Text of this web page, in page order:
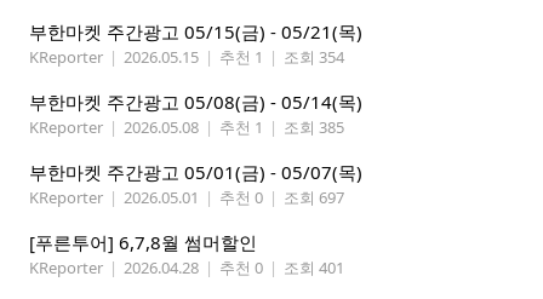
부한마켓 주간광고 05/15(금) - 05/21(목)
KReporter | 2026.05.15 | 추천 1 | 조회 354
부한마켓 주간광고 05/08(금) - 05/14(목)
KReporter | 2026.05.08 | 추천 1 | 조회 385
부한마켓 주간광고 05/01(금) - 05/07(목)
KReporter | 2026.05.01 | 추천 0 | 조회 697
[푸른투어] 6,7,8월 썸머할인
KReporter | 2026.04.28 | 추천 0 | 조회 401